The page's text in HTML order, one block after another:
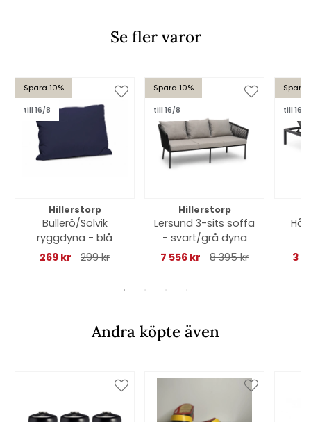
Se fler varor
Spara 10%
till 16/8
Hillerstorp
Bullerö/Solvik
ryggdyna - blå
269 kr
299 kr
Spara 10%
till 16/8
Hillerstorp
Lersund 3-sits soffa
- svart/grå dyna
7 556 kr
8 395 kr
Spara
till 16/8
3
Andra köpte även